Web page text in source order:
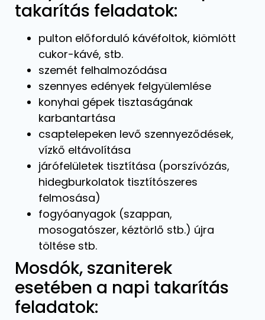
takarítás feladatok:
pulton előforduló kávéfoltok, kiömlött
cukor-kávé, stb.
szemét felhalmozódása
szennyes edények felgyülemlése
konyhai gépek tisztaságának
karbantartása
csaptelepeken levő szennyeződések,
vízkő eltávolítása
járófelületek tisztítása (porszívózás,
hidegburkolatok tisztítószeres
felmosása)
fogyóanyagok (szappan,
mosogatószer, kéztörlő stb.) újra
töltése stb.
Mosdók, szaniterek
esetében a napi takarítás
feladatok: